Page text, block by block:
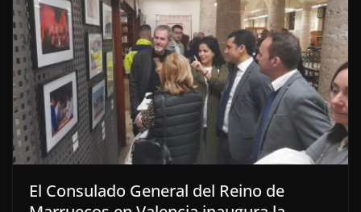
El Consulado General del Reino de